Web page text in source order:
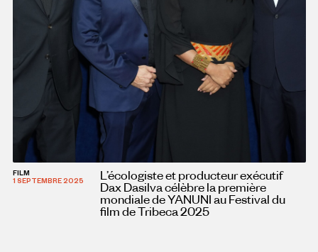
FILM
1 SEPTEMBRE 2025
L’écologiste et producteur exécutif
Dax Dasilva célèbre la première
mondiale de YANUNI au Festival du
film de Tribeca 2025